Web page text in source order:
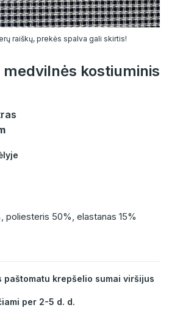
raiškų, prekės spalva gali skirtis!
kostiuminis
poliesteris 50%, elastanas 15%
paštomatu krepšelio sumai viršijus
per 2-5 d. d.